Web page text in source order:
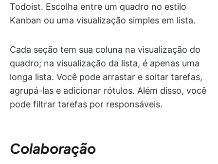
Todoist. Escolha entre um quadro no estilo
Kanban ou uma visualização simples em lista.
Cada seção tem sua coluna na visualização do
quadro; na visualização da lista, é apenas uma
longa lista. Você pode arrastar e soltar tarefas,
agrupá-las e adicionar rótulos. Além disso, você
pode filtrar tarefas por responsáveis.
Colaboração